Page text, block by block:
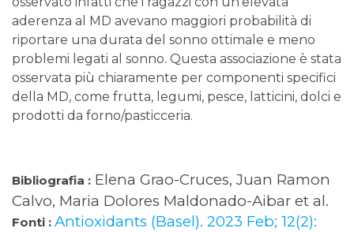
aderenza al MD avevano maggiori probabilità di
riportare una durata del sonno ottimale e meno
problemi legati al sonno. Questa associazione è stata
osservata più chiaramente per componenti specifici
della MD, come frutta, legumi, pesce, latticini, dolci e
prodotti da forno/pasticceria.
Bibliografia : Elena Grao-Cruces, Juan Ramon
Calvo, Maria Dolores Maldonado-Aibar et al.
Fonti : Antioxidants (Basel). 2023 Feb; 12(2):